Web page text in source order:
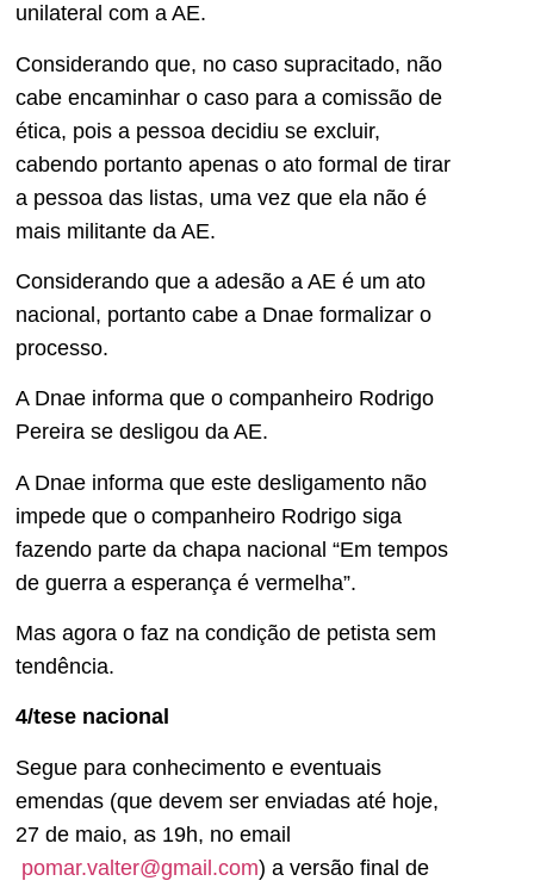
unilateral com a AE.
Considerando que, no caso supracitado, não
cabe encaminhar o caso para a comissão de
ética, pois a pessoa decidiu se excluir,
cabendo portanto apenas o ato formal de tirar
a pessoa das listas, uma vez que ela não é
mais militante da AE.
Considerando que a adesão a AE é um ato
nacional, portanto cabe a Dnae formalizar o
processo.
A Dnae informa que o companheiro Rodrigo
Pereira se desligou da AE.
A Dnae informa que este desligamento não
impede que o companheiro Rodrigo siga
fazendo parte da chapa nacional “Em tempos
de guerra a esperança é vermelha”.
Mas agora o faz na condição de petista sem
tendência.
4/tese nacional
Segue para conhecimento e eventuais
emendas (que devem ser enviadas até hoje,
27 de maio, as 19h, no email
pomar.valter@gmail.com) a versão final de